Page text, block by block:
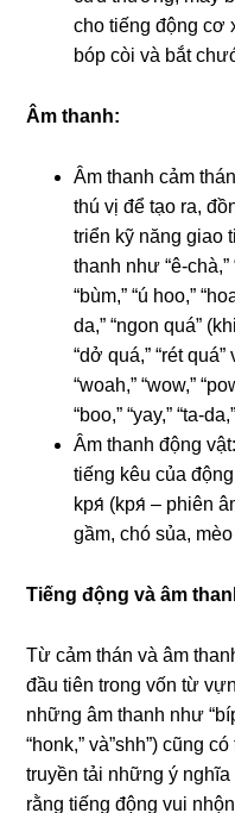
cho tiếng động cơ
bóp còi và bắt
Âm thanh:
Âm thanh cảm
thú vị để tạo ra,
triển kỹ năng giao
thanh như “ê-chà,”
“bùm,” “ú hoo,”
da,” “ngon quá”
“dở quá,” “rét quá”
“woah,” “wow,”
“boo,” “yay,” “ta-
Âm thanh động
tiếng kêu của
kря́ (kря́ – phiên
gầm, chó sủa,
Tiếng động và âm
Từ cảm thán và âm
đầu tiên trong vốn từ
những âm thanh như
“honk,” và”shh”) cũng
truyền tải những ý
rằng tiếng động vui